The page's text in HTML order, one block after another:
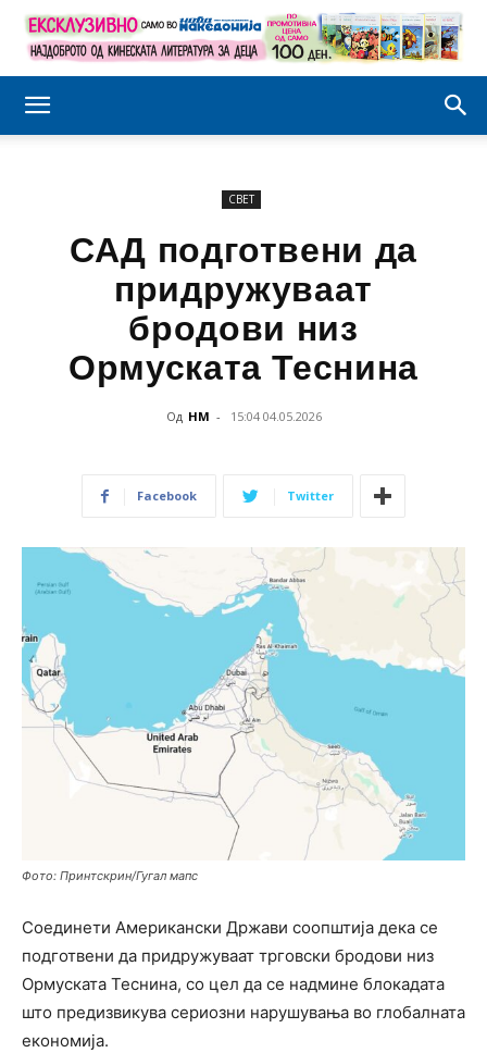
СВЕТ
САД подготвени да
придружуваат
бродови низ
Ормуската Теснина
Од НМ - 15:04 04.05.2026
Facebook Twitter
Фото: Принтскрин/Гугал мапс
Соединети Американски Држави соопштија дека се
подготвени да придружуваат трговски бродови низ
Ормуската Теснина, со цел да се надмине блокадата
што предизвикува сериозни нарушувања во глобалната
економија.